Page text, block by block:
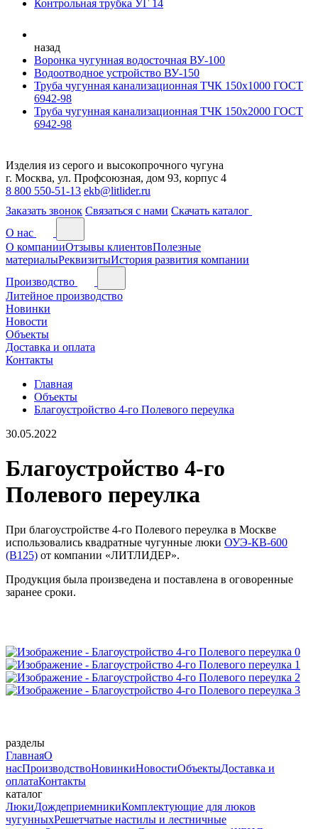
Контрольная трубка УГ 14
назад
Воронка чугунная водосточная ВУ-100
Водоотводное устройство ВУ-150
Труба чугунная канализационная ТЧК 150х1000 ГОСТ
6942-98
Труба чугунная канализационная ТЧК 150х2000 ГОСТ
6942-98
Изделия из серого и высокопрочного чугуна
г. Москва, ул. Профсоюзная, дом 93, корпус 4
8 800 550-51-13 ekb@litlider.ru
Заказать звонок Связаться с нами Скачать каталог
О нас
О компанииОтзывы клиентовПолезные
материалыРеквизитыИстория развития компании
Производство
Литейное производство
Новинки
Новости
Объекты
Доставка и оплата
Контакты
Главная
Объекты
Благоустройство 4-го Полевого переулка
30.05.2022
Благоустройство 4-го
Полевого переулка
При благоустройстве 4-го Полевого переулка в Москве
использовались квадратные чугунные люки ОУЭ-КВ-600
(В125) от компании «ЛИТЛИДЕР».
Продукция была произведена и поставлена в оговоренные
заранее сроки.
разделы
ГлавнаяО
насПроизводствоНовинкиНовостиОбъектыДоставка и
оплатаКонтакты
каталог
ЛюкиДождеприемникиКомплектующие для люков
чугунныхРешетчатые настилы и лестничные